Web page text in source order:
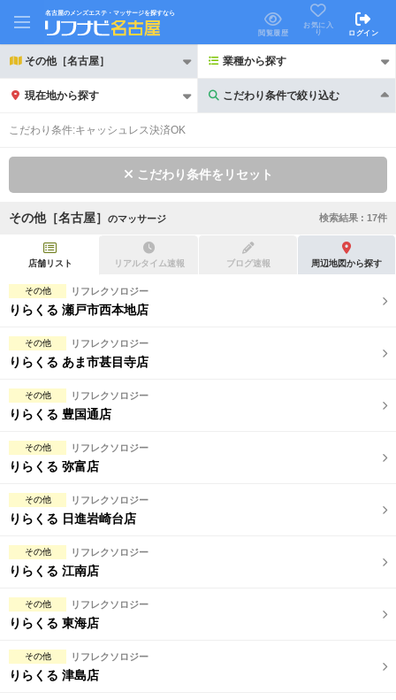
名古屋のメンズエステ・マッサージを探すなら
閲覧履歴
お気に入
り
ログイン
その他［名古屋］ 業種から探す
現在地から探す こだわり条件で絞り込む
こだわり条件で絞り込む
初回割引あり リピーター割引あり
団体割引
2名様歓迎
完全個室
フットバスあり
専用駐車場あり
スタッフ指名可
駅から徒歩5分以内
こだわり条件を変更
こだわり条件:キャッシュレス決済OK
こだわり条件をリセット
その他［名古屋］ のマッサージ 検索結果 : 17件
店舗リスト リアルタイム速報 ブログ速報 周辺地図から探す
その他 リフレクソロジー
りらくる 瀬戸市西本地店
その他 リフレクソロジー
りらくる あま市甚目寺店
その他 リフレクソロジー
りらくる 豊国通店
その他 リフレクソロジー
りらくる 弥富店
その他 リフレクソロジー
りらくる 日進岩崎台店
その他 リフレクソロジー
りらくる 江南店
その他 リフレクソロジー
りらくる 東海店
その他 リフレクソロジー
りらくる 津島店